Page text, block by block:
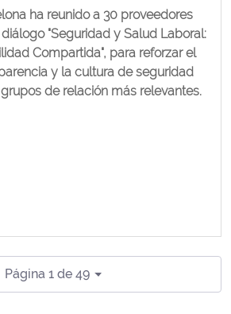
ha reunido a 30 proveedores
"Seguridad y Salud Laboral:
Compartida", para reforzar el
y la cultura de seguridad
de relación más relevantes.
Página 1 de 49